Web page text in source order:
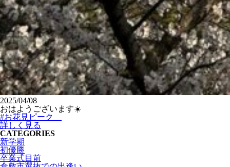
2025/04/08
おはようございます☀️
#お花見ピーク
詳しく見る
CATEGORIES
新学期
初優勝
卒業式目前